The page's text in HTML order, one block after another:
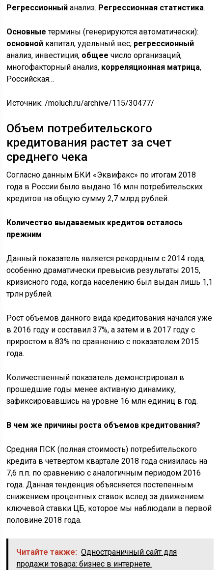
Регрессионный анализ. Регрессионная статистика.
Основные термины (генерируются автоматически):
основной капитал, удельный вес, регрессионный
анализ, инвестиция, общее число организаций,
многофакторный анализ, корреляционная матрица,
Российская…
Источник:/moluch.ru/archive/115/30477/
Объем потребительского
кредитования растет за счет
среднего чека
Согласно данным БКИ «Эквифакс» по итогам 2018
года в России было выдано 16 млн потребительских
кредитов на общую сумму 2,7 млрд рублей.
Количество выдаваемых кредитов осталось
прежним
Данный показатель является рекордным с 2014 года,
особенно драматически превысив результаты 2015,
кризисного года, когда населению был выдан лишь 1,1
трлн рублей.
Рост объемов данного вида кредитования начался уже
в 2016 году и составил 37%, а затем и в 2017 году с
приростом в 83% по сравнению с показателем 2015
года.
Количественный показатель демонстрировал в
прошедшие годы менее активную динамику,
зафиксировавшись на уровне 16 млн единиц в год.
В чем же причины роста объемов кредитования?
Средняя ПСК (полная стоимость) потребительского
кредита в четвертом квартале 2018 года снизилась на
7,6 п.п. по сравнению с аналогичным периодом 2016
года. Данная тенденция объясняется постепенным
снижением процентных ставок вслед за движением
ключевой ставки ЦБ, которое мы наблюдали в первой
половине 2018 года.
Читайте также: Одностраничный сайт для
продажи товара: бизнес в интернете.